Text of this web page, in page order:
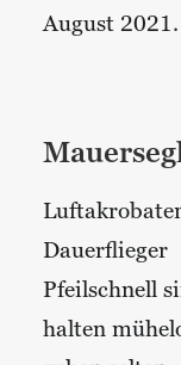
August 2021.
Dauerflieger
Pfeilschnell
halten